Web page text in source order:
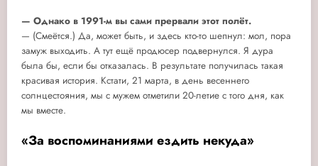
— Однако в 1991-м вы сами прервали этот полёт.
— (Смеётся.) Да, может быть, и здесь кто-то шепнул: мол, пора
замуж выходить. А тут ещё продюсер подвернулся. Я дура
была бы, если бы отказалась. В результате получилась такая
красивая история. Кстати, 21 марта, в день весеннего
солнцестояния, мы с мужем отметили 20-летие с того дня, как
мы вместе.
«За воспоминаниями ездить некуда»